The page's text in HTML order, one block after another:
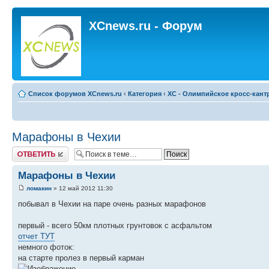
XCnews.ru - Форум
Список форумов XCnews.ru ‹ Категория ‹ XC - Олимпийское кросс-
Марафоны в Чехии
Ответить
Марафоны в Чехии
ломакин » 12 май 2012 11:30
побывал в Чехии на паре очень разных марафонов
первый - всего 50км плотных грунтовок с асфальтом
отчет ТУТ
немного фоток:
на старте пролез в первый карман